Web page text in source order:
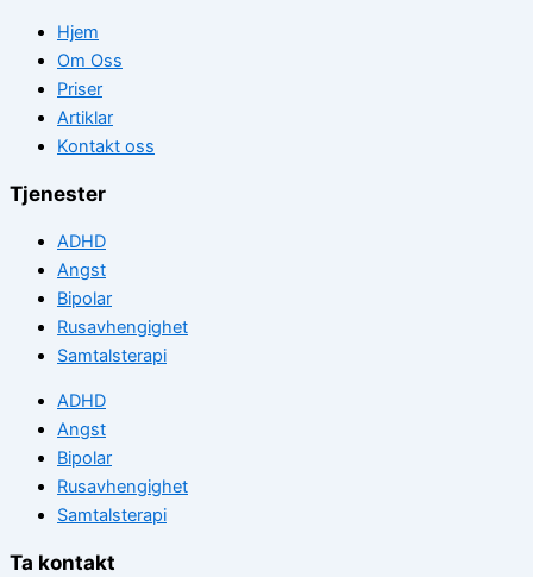
Hjem
Om Oss
Priser
Artiklar
Kontakt oss
Tjenester
ADHD
Angst
Bipolar
Rusavhengighet
Samtalsterapi
ADHD
Angst
Bipolar
Rusavhengighet
Samtalsterapi
Ta kontakt